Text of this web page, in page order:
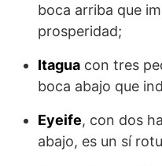
boca arriba que
prosperidad;
Itagua con tres
boca abajo que
Eyeife, con dos
abajo, es un sí